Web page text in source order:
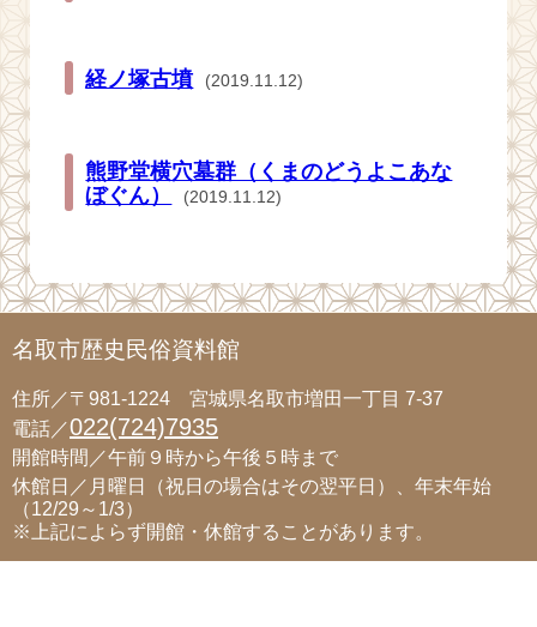
経ノ塚古墳 (2019.11.12)
熊野堂横穴墓群（くまのどうよこあな
ぼぐん）
(2019.11.12)
名取市歴史民俗資料館
住所／〒981-1224 宮城県名取市増田一丁目 7-37
電話／022(724)7935
開館時間／午前９時から午後５時まで
休館日／月曜日（祝日の場合はその翌平日）、年末年始
（12/29～1/3）
※上記によらず開館・休館することがあります。